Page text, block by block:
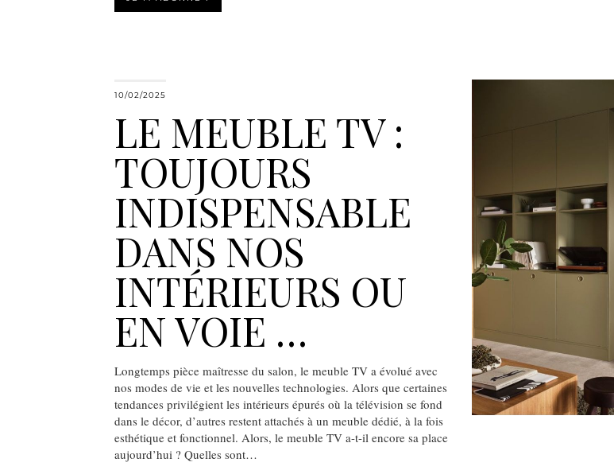
10/02/2025
LE MEUBLE TV :
TOUJOURS
INDISPENSABLE
DANS NOS
INTÉRIEURS OU
EN VOIE …
Longtemps pièce maîtresse du salon, le meuble TV a évolué avec
nos modes de vie et les nouvelles technologies. Alors que certaines
tendances privilégient les intérieurs épurés où la télévision se fond
dans le décor, d’autres restent attachés à un meuble dédié, à la fois
esthétique et fonctionnel. Alors, le meuble TV a-t-il encore sa place
aujourd’hui ? Quelles sont…